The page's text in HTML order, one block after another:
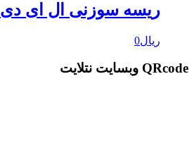
ریسه سوزنی ال ای دی
ریال0
QRcode وبسایت نتلایت